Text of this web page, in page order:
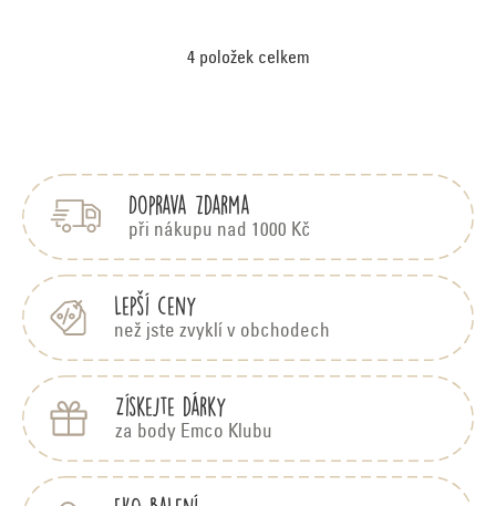
O
á
d
a
í
p
r
v
4položek celkem
Doprava zdarma
při nákupu nad 1000 Kč
Lepší ceny
než jste zvyklí v obchodech
Získejte dárky
za body Emco Klubu